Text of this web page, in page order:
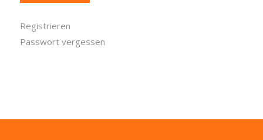
Registrieren
Passwort vergessen